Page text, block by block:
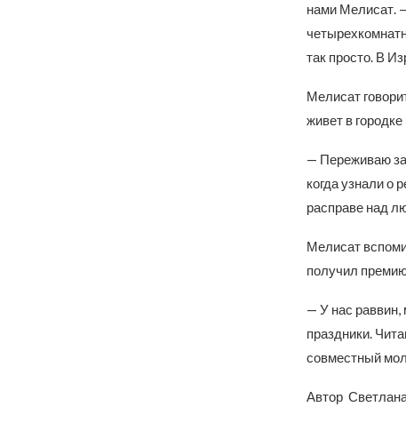
нами Мелисат.
так просто. В
Мелисат
живет в
— Переживаю
когда узнали о
расправе над
Мелисат
получил
— У нас раввин,
праздники.
совместный
Автор